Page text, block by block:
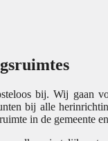
bij. Wij gaan
bij alle
in de gemeente